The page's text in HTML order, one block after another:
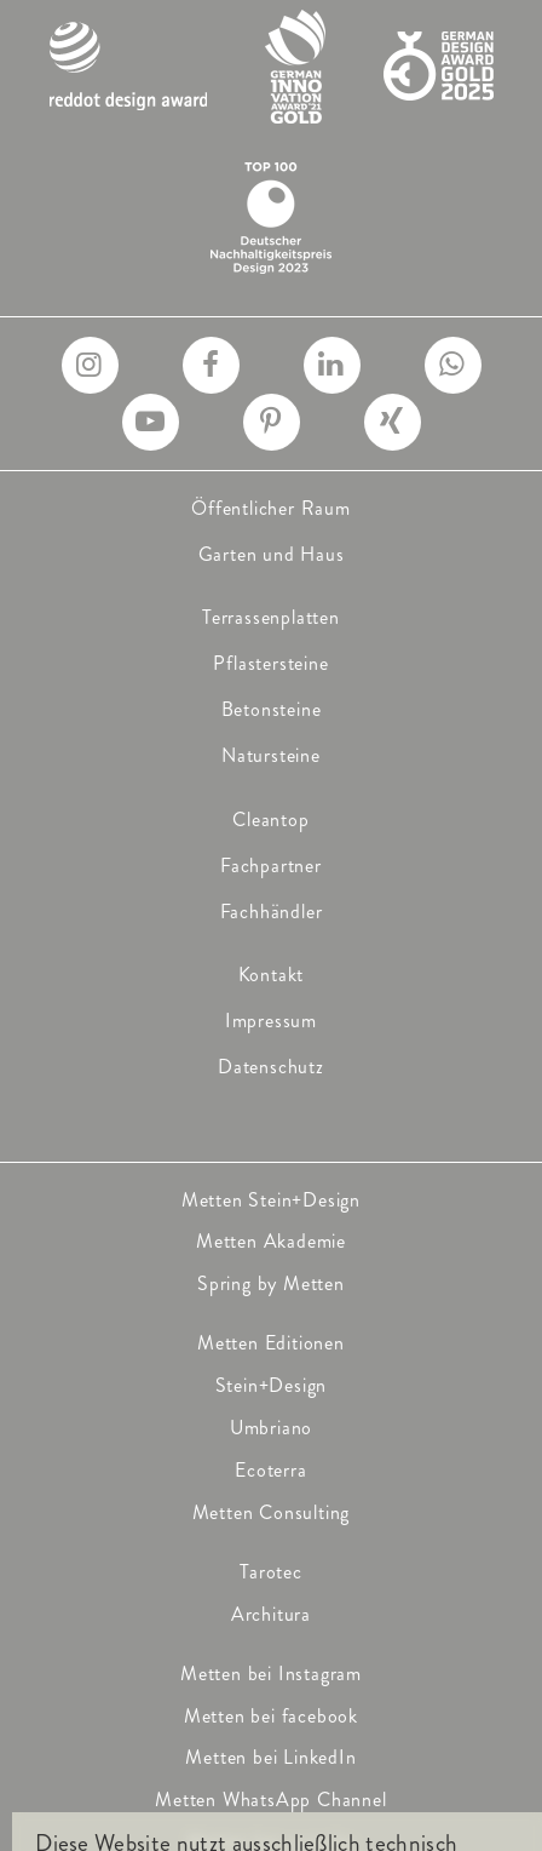
Öffentlicher Raum
Garten und Haus
Terrassenplatten
Pflastersteine
Betonsteine
Natursteine
Cleantop
Fachpartner
Fachhändler
Kontakt
Impressum
Datenschutz
Metten Stein+Design
Metten Akademie
Spring by Metten
Metten Editionen
Stein+Design
Umbriano
Ecoterra
Metten Consulting
Tarotec
Architura
Metten bei Instagram
Metten bei facebook
Metten bei LinkedIn
Metten WhatsApp Channel
Metten bei youtube
Diese Website nutzt ausschließlich technisch